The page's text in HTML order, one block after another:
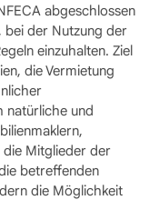
abgeschlossen
bei der Nutzung der
einzuhalten. Ziel
die Vermietung
natürliche und
die Mitglieder der
betreffenden
die Möglichkeit